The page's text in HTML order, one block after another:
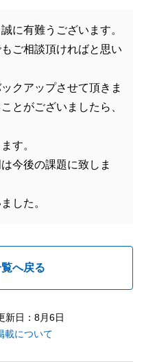
に有難うございます。
ご相談頂ければと思い
クアップさせて頂きま
とがございましたら、
す。
今後の課題に致しま
した。
へ戻る
新日：8月6日
載について